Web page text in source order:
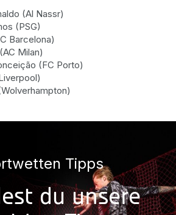
(Al Nassr)
(PSG)
Barcelona)
Milan)
(FC Porto)
Tipps
du unsere